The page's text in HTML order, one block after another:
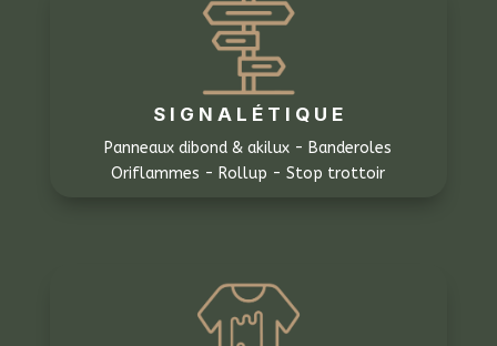
S I G N A L É T I Q U E
Panneaux dibond & akilux - Banderoles
Oriflammes - Rollup - Stop trottoir